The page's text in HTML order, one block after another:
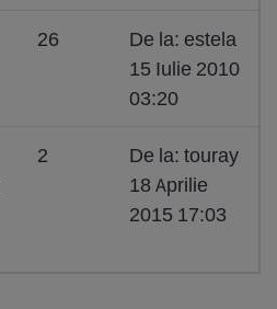
26
De la: estela
15 Iulie 2010
03:20
2
De la: touray
18 Aprilie
2015 17:03